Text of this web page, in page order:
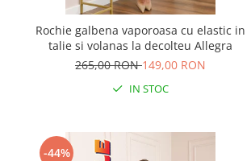
Rochie galbena vaporoasa cu elastic in
talie si volanas la decolteu Allegra
265,00 RON149,00 RON
IN STOC
-44%